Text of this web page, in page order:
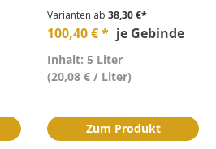
Varianten ab 38,30 €*
100,40 € * je Gebinde
Inhalt: 5 Liter
(20,08 € / Liter)
Zum Produkt